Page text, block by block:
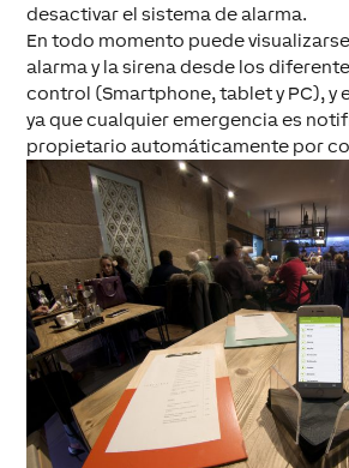
desactivar el sistema de alarma.
En todo momento puede
alarma y la sirena desde los
control (Smartphone, tablet y PC), y
ya que cualquier emergencia es
propietario automáticamente por